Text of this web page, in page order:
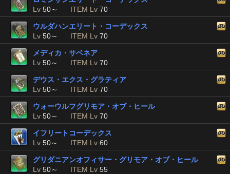
Lv 50～ ITEM Lv 70
ウルダハンエリート・コーデックス
Lv 50～ ITEM Lv 70
メディカ・サベネア
Lv 50～ ITEM Lv 70
デウス・エクス・グラティア
Lv 50～ ITEM Lv 70
ウォーウルフグリモア・オブ・ヒール
Lv 50～ ITEM Lv 70
イフリートコーデックス
Lv 50～ ITEM Lv 60
グリダニアンオフィサー・グリモア・オブ・ヒール
Lv 50～ ITEM Lv 55